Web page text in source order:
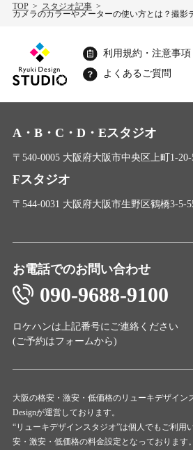
TOP スタジオ記事
カメラのカラーやメーターの使い方とは？撮影
利用規約・注意事項
よくあるご質問
A・B・C・D・Eスタジオ
〒540-0005 大阪府大阪市中央区上町1-
Fスタジオ
〒544-0031 大阪府大阪市生野区鶴橋3-5-
お電話でのお問い合わせ
090-9688-9100
ロケハンは上記番号にご連絡ください
(ご予約はフォームから)
大阪の格安・激安・低価格のリューキデザイン
Designが運営しております。
“リューキデザインスタジオ”は個人でもご利用
安・激安・低価格の料金設定となっております